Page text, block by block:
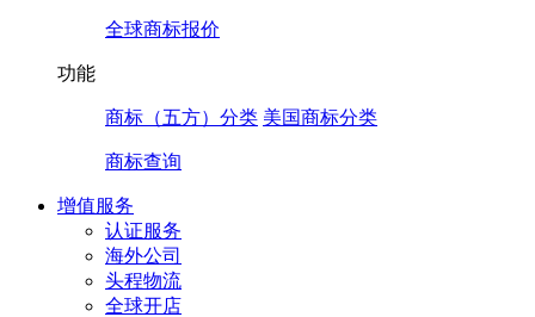
全球商标报价
功能
商标（五方）分类 美国商标分类
商标查询
增值服务
认证服务
海外公司
头程物流
全球开店